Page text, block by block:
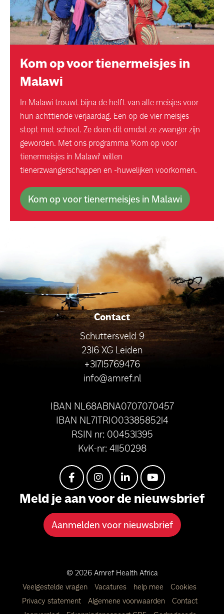
Kom op voor tienermeisjes in
Malawi
In Malawi trouwt bijna de helft van alle meisjes voor
hun achttiende verjaardag. Een op de vier meisjes
stopt met school. Ze doen dit omdat ze zwanger zijn
geworden. Met ons programma 'Kom op voor
tienermeisjes in Malawi' willen
tienerzwangerschappen en -huwelijken voorkomen.
Kom op voor tienermeisjes in Malawi
Contact
Schuttersveld 9
2316 XG Leiden
+31715769476
info@amref.nl
IBAN NL68ABNA0707070457
IBAN NL71TRIO0338585214
RSIN nr: 004531395
KvK-nr: 41150298
Meld je aan voor de nieuwsbrief
Aanmelden voor nieuwsbrief
© 2026 Amref Health Africa
Veelgestelde vragen
Vacatures help mee
Cookies
Privacy statement
Algemene voorwaarden
Contact